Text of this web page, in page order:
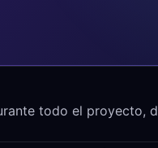
todo el proyecto,